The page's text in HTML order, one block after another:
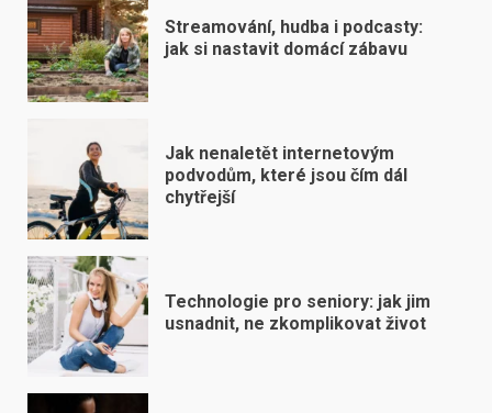
Streamování, hudba i podcasty:
jak si nastavit domácí zábavu
Jak nenaletět internetovým
podvodům, které jsou čím dál
chytřejší
Technologie pro seniory: jak jim
usnadnit, ne zkomplikovat život